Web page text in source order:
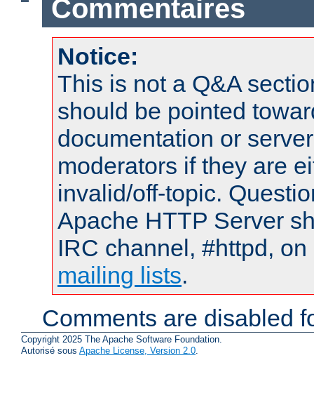
Commentaires
Notice:
This is not a Q&A
should be pointed
documentation or
moderators if they are
invalid/off-topic.
Apache HTTP Server
IRC channel, #httpd,
mailing lists.
Comments are disabled
Copyright 2025 The Apache Software Foundation.
Autorisé sous Apache License, Version 2.0.